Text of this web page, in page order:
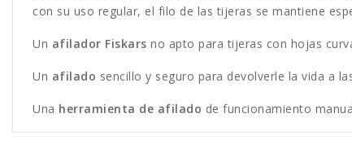
con su uso regular, el filo de las tijeras se mantiene
Un afilador Fiskars no apto para tijeras con hojas
Un afilado sencillo y seguro para devolverle la vida a
Una herramienta de afilado de funcionamiento